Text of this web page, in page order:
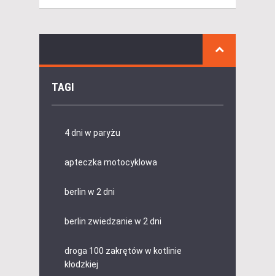
TAGI
4 dni w paryżu
apteczka motocyklowa
berlin w 2 dni
berlin zwiedzanie w 2 dni
droga 100 zakrętów w kotlinie
kłodzkiej